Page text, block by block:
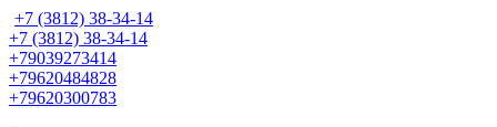
+7 (3812) 38-34-14
+7 (3812) 38-34-14
+79039273414
+79620484828
+79620300783